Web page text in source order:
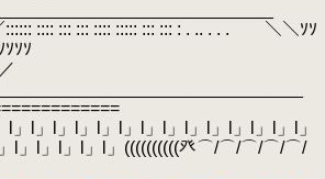
:::::: :::: ::: ::: :::: ::::: ::: ::: : . .. . . . ＼＼ｿｿ
ｿｿｿ
」l」l」l」l」l」l」l」l」l」l」l」l」l」
l」l」l」l」l」l」((((((((((癶⌒/⌒/⌒/⌒/⌒/